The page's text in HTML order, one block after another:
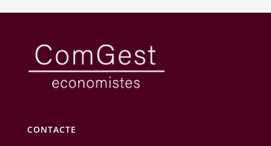
CONTACTE